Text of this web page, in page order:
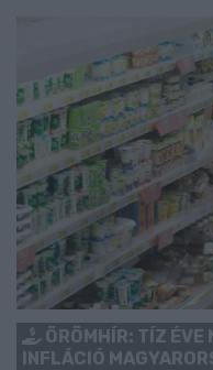
ÖRÖMHÍR: TÍZ ÉVE
INFLÁCIÓ